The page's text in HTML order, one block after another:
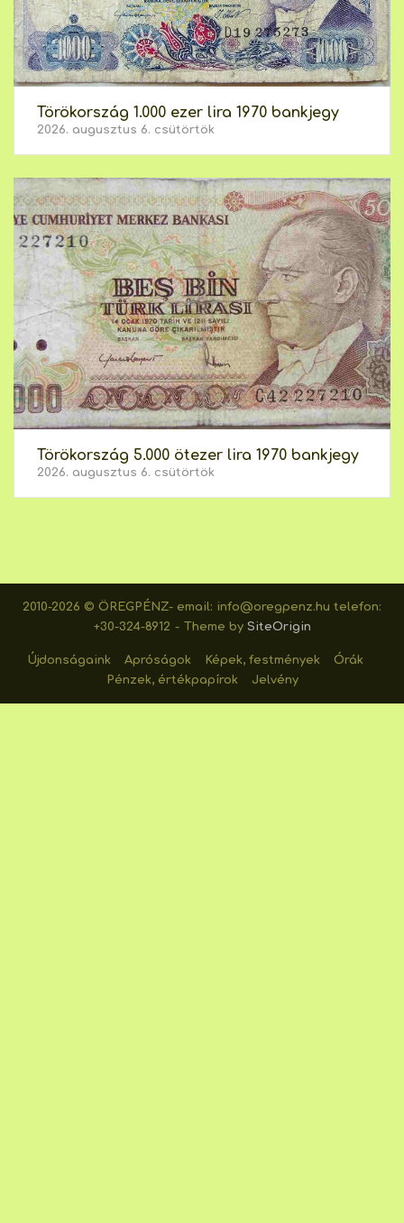
Törökország 1.000 ezer lira 1970 bankjegy
2026. augusztus 6. csütörtök
Törökország 5.000 ötezer lira 1970 bankjegy
2026. augusztus 6. csütörtök
2010-2026 © ÖREGPÉNZ- email: info@oregpenz.hu telefon:
+30-324-8912
Theme by SiteOrigin
Újdonságaink Apróságok Képek, festmények
Órák
Pénzek, értékpapírok
Jelvény